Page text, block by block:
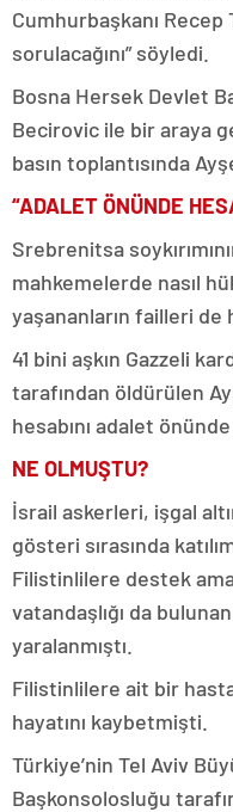
Cumhurbaşkanı Recep
sorulacağını” söyledi.
Bosna Hersek Devlet
Becirovic ile bir araya
basın toplantısında
“ADALET ÖNÜNDE
Srebrenitsa
mahkemelerde nasıl
yaşananların failleri de
41 bini aşkın Gazzeli
tarafından öldürülen
hesabını adalet
NE OLMUŞTU?
İsrail askerleri, işgal
gösteri sırasında
Filistinlilere destek
vatandaşlığı da
yaralanmıştı.
Filistinlilere ait bir
hayatını kaybetmişti.
Türkiye’nin Tel Aviv
Başkonsolosluğu